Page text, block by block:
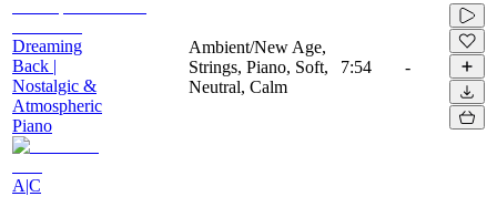
Dreaming
Back |
Nostalgic &
Atmospheric
Piano
A|C
Ambient/New Age,
Strings, Piano, Soft,
Neutral, Calm
7:54 -